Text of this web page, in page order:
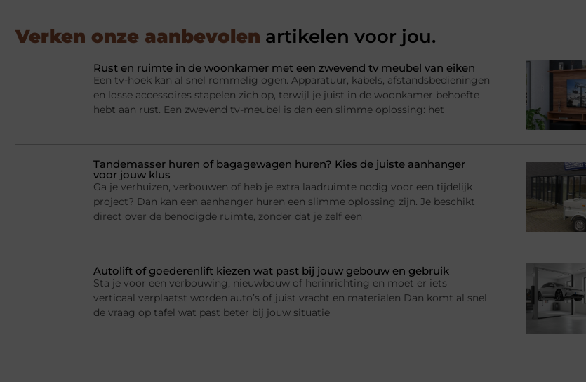
Verken onze aanbevolen artikelen voor jou.
Rust en ruimte in de woonkamer met een zwevend tv meubel van eiken
Een tv-hoek kan al snel rommelig ogen. Apparatuur, kabels, afstandsbedieningen
en losse accessoires stapelen zich op, terwijl je juist in de woonkamer behoefte
hebt aan rust. Een zwevend tv-meubel is dan een slimme oplossing: het
Tandemasser huren of bagagewagen huren? Kies de juiste aanhanger
voor jouw klus
Ga je verhuizen, verbouwen of heb je extra laadruimte nodig voor een tijdelijk
project? Dan kan een aanhanger huren een slimme oplossing zijn. Je beschikt
direct over de benodigde ruimte, zonder dat je zelf een
Autolift of goederenlift kiezen wat past bij jouw gebouw en gebruik
Sta je voor een verbouwing, nieuwbouw of herinrichting en moet er iets
verticaal verplaatst worden auto’s of juist vracht en materialen Dan komt al snel
de vraag op tafel wat past beter bij jouw situatie